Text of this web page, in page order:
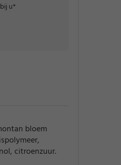
u*
bloem
citroenzuur.